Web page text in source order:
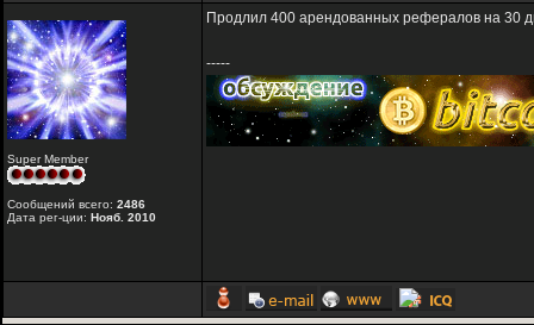
Super Member
Сообщений всего: 2486
Дата рег-ции: Нояб. 2010
Продлил 400 арендованных рефералов на 30
-----